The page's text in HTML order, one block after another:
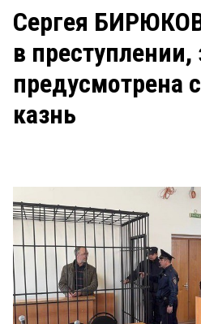
ЗАКОН
НОВОСТИ КОМПАНИЙ
Сергея
в преступлении,
предусмотрена
казнь